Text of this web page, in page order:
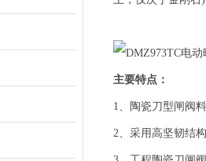
主要特点：
1、陶瓷刀型闸阀
2、采用高坚韧结